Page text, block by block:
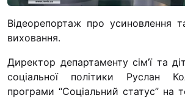
Як
З
Відеорепортаж про усиновлення
виховання.
Директор департаменту сім’ї та
соціальної політики Руслан
програми “Соціальний статус” на